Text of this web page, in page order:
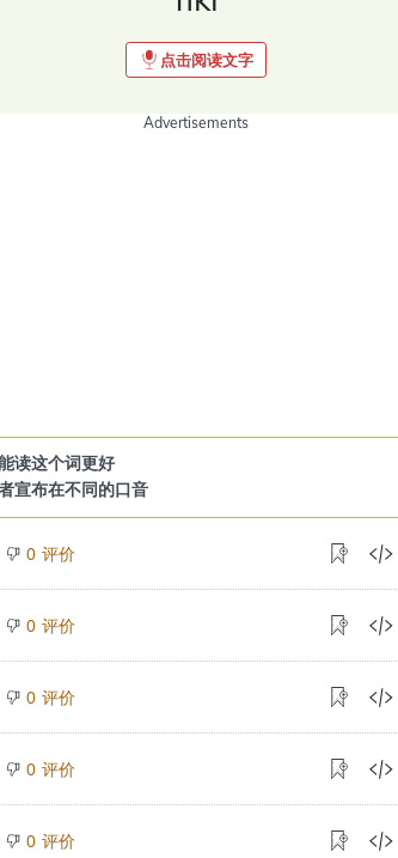
点击阅读文字
Advertisements
读这个词更好
宣布在不同的口音
0 评价
0 评价
0 评价
0 评价
0 评价